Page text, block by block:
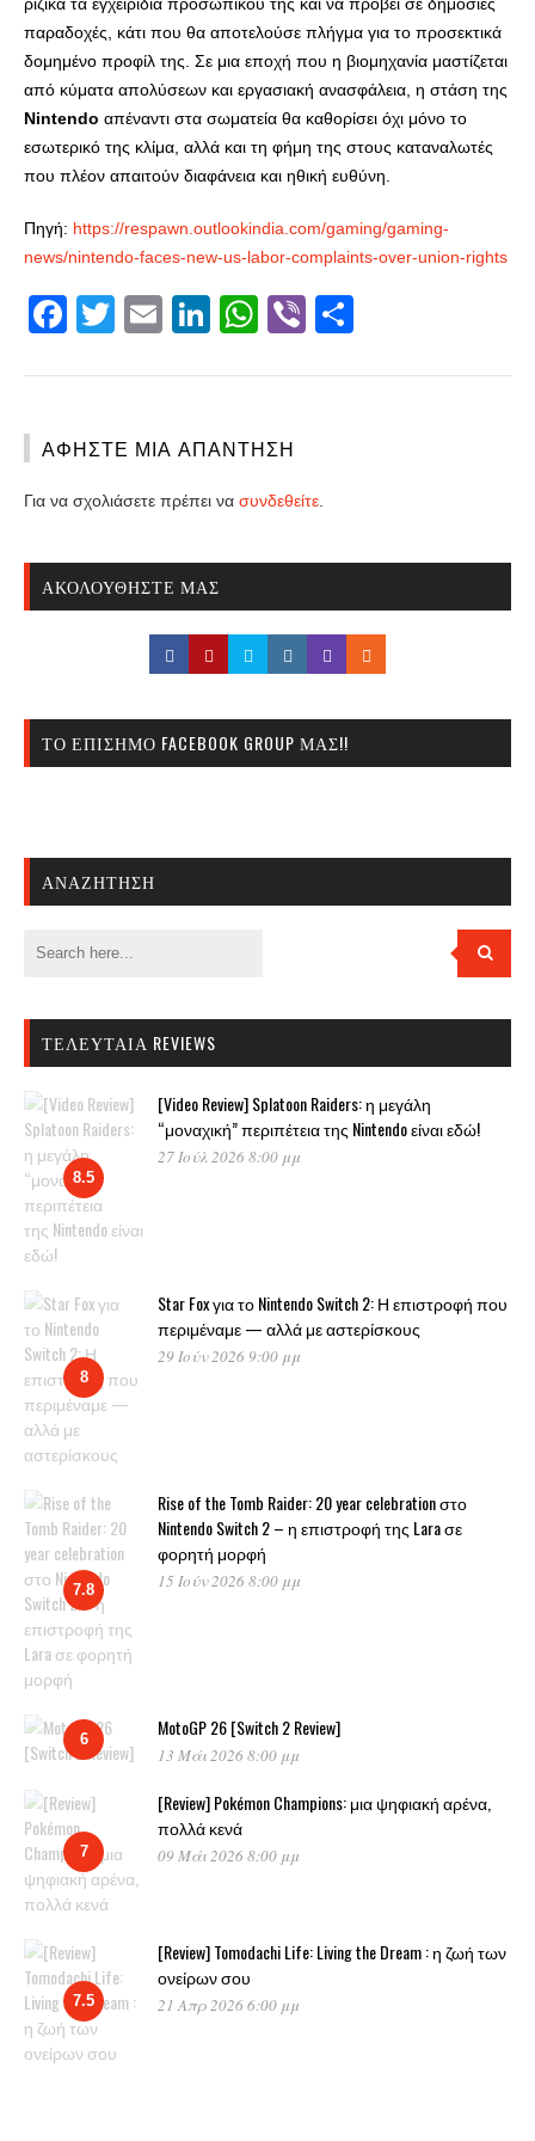
παραδοχές, κάτι που θα αποτελούσε πλήγμα για το προσεκτικά
δομημένο προφίλ της. Σε μια εποχή που η βιομηχανία μαστίζεται
από κύματα απολύσεων και εργασιακή ανασφάλεια, η στάση της
Nintendo απέναντι στα σωματεία θα καθορίσει όχι μόνο το
εσωτερικό της κλίμα, αλλά και τη φήμη της στους καταναλωτές
που πλέον απαιτούν διαφάνεια και ηθική ευθύνη.
Πηγή: https://respawn.outlookindia.com/gaming/gaming-
news/nintendo-faces-new-us-labor-complaints-over-union-rights
Facebook
Twitter
EmailLinkedIn
WhatsApp
Viber
ΑΦΉΣΤΕ ΜΙΑ ΑΠΆΝΤΗΣΗ
Για να σχολιάσετε πρέπει να συνδεθείτε
ΑΚΟΛΟΥΘΉΣΤΕ ΜΑΣ
ΤΟ ΕΠΊΣΗΜΟ FACEBOOK GROUP ΜΑΣ!!
ΑΝΑΖΉΤΗΣΗ
ΤΕΛΕΥΤΑΊΑ REVIEWS
8.5
[Video Review] Splatoon Raiders: η μεγάλη
“μοναχική” περιπέτεια της Nintendo είναι εδώ!
27 Ιούλ 2026 8:00 μμ
8
Star Fox για το Nintendo Switch 2: Η επιστροφή που
περιμέναμε — αλλά με αστερίσκους
29 Ιούν 2026 9:00 μμ
7.8
Rise of the Tomb Raider: 20 year celebration στο
Nintendo Switch 2 – η επιστροφή της Lara σε
φορητή μορφή
15 Ιούν 2026 8:00 μμ
6 MotoGP 26 [Switch 2 Review]
13 Μάι 2026 8:00 μμ
7
[Review] Pokémon Champions: μια ψηφιακή αρένα,
πολλά κενά
09 Μάι 2026 8:00 μμ
7.5
[Review] Tomodachi Life: Living the Dream : η ζωή των
ονείρων σου
21 Απρ 2026 6:00 μμ